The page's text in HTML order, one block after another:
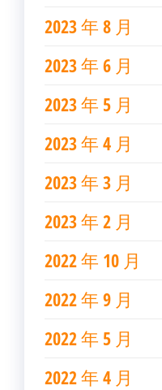
2023 年 8 月
2023 年 6 月
2023 年 5 月
2023 年 4 月
2023 年 3 月
2023 年 2 月
2022 年 10 月
2022 年 9 月
2022 年 5 月
2022 年 4 月